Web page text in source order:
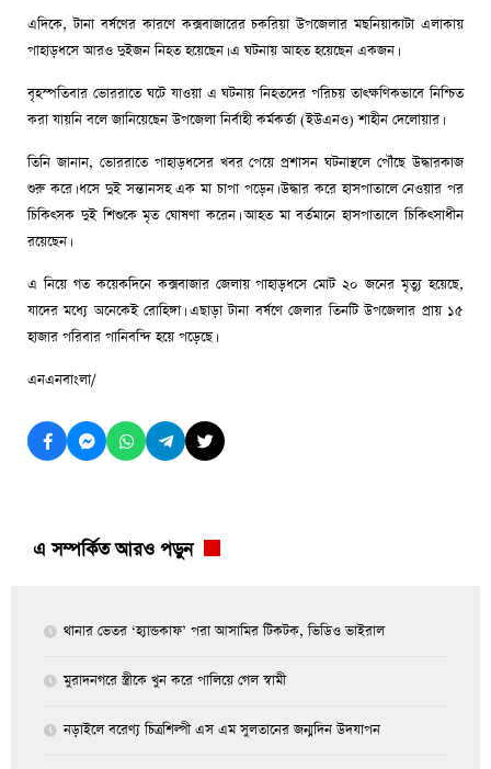
এদিকে, টানা বর্ষণের কারণে কক্সবাজারের চকরিয়া উপজেলার মছনিয়াকাটা এলাকায়
পাহাড়ধসে আরও দুইজন নিহত হয়েছেন। এ ঘটনায় আহত হয়েছেন একজন।
বৃহস্পতিবার ভোররাতে ঘটে যাওয়া এ ঘটনায় নিহতদের পরিচয় তাৎক্ষণিকভাবে নিশ্চিত
করা যায়নি বলে জানিয়েছেন উপজেলা নির্বাহী কর্মকর্তা (ইউএনও) শাহীন দেলোয়ার।
তিনি জানান, ভোররাতে পাহাড়ধসের খবর পেয়ে প্রশাসন ঘটনাস্থলে পৌঁছে উদ্ধারকাজ
শুরু করে। ধসে দুই সন্তানসহ এক মা চাপা পড়েন। উদ্ধার করে হাসপাতালে নেওয়ার পর
চিকিৎসক দুই শিশুকে মৃত ঘোষণা করেন। আহত মা বর্তমানে হাসপাতালে চিকিৎসাধীন
রয়েছেন।
এ নিয়ে গত কয়েকদিনে কক্সবাজার জেলায় পাহাড়ধসে মোট ২০ জনের মৃত্যু হয়েছে,
যাদের মধ্যে অনেকেই রোহিঙ্গা। এছাড়া টানা বর্ষণে জেলার তিনটি উপজেলার প্রায় ১৫
হাজার পরিবার পানিবন্দি হয়ে পড়েছে।
এনএনবাংলা/
এ সম্পর্কিত আরও পড়ুন
থানার ভেতর ‘হ্যান্ডকাফ’ পরা আসামির টিকটক, ভিডিও ভাইরাল
মুরাদনগরে স্ত্রীকে খুন করে পালিয়ে গেল স্বামী
নড়াইলে বরেণ্য চিত্রশিল্পী এস এম সুলতানের জন্মদিন উদযাপন